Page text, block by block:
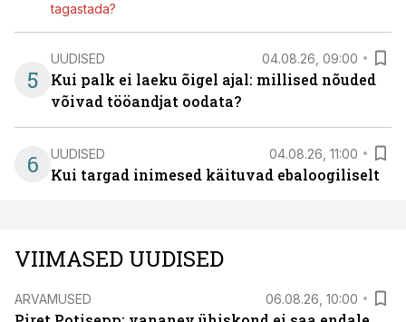
tagastada?
5
UUDISED 04.08.26, 09:00
Kui palk ei laeku õigel ajal: millised nõuded
võivad tööandjat oodata?
6 UUDISED 04.08.26, 11:00
Kui targad inimesed käituvad ebaloogiliselt
VIIMASED UUDISED
ARVAMUSED 06.08.26, 10:00